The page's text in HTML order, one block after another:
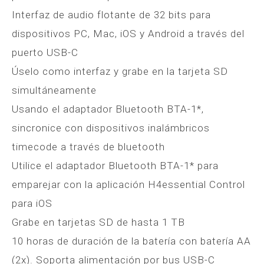
Interfaz de audio flotante de 32 bits para
dispositivos PC, Mac, iOS y Android a través del
puerto USB-C
Úselo como interfaz y grabe en la tarjeta SD
simultáneamente
Usando el adaptador Bluetooth BTA-1*,
sincronice con dispositivos inalámbricos
timecode a través de bluetooth
Utilice el adaptador Bluetooth BTA-1* para
emparejar con la aplicación H4essential Control
para iOS
Grabe en tarjetas SD de hasta 1 TB
10 horas de duración de la batería con batería AA
(2x). Soporta alimentación por bus USB-C